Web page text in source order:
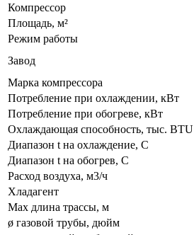
Компрессор
Площадь, м²
Режим работы
Завод
Марка компрессора
Потребление при охлаждении, кВт
Потребление при обогреве, кВт
Охлаждающая способность, тыс. BTU
Диапазон t на охлаждение, С
Диапазон t на обогрев, С
Расход воздуха, м3/ч
Хладагент
Max длина трассы, м
ø газовой трубы, дюйм